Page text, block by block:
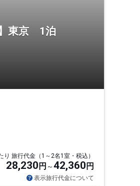
】東京 1泊
り 旅行代金（1～2名1室・税込）
28,230 円 42,360 円
表示旅行代金について